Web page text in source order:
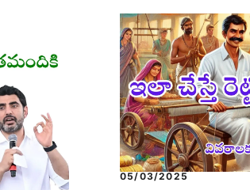
05/03/2025